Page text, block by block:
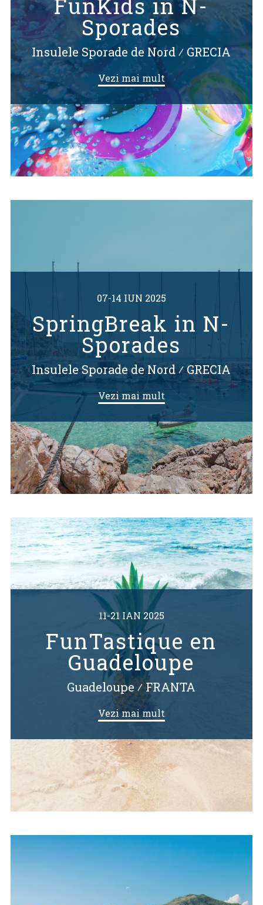
FunKids in N-
Sporades
Insulele Sporade de Nord⁄GRECIA
Vezi mai mult
07-14 IUN 2025
SpringBreak in N-
Sporades
Insulele Sporade de Nord⁄GRECIA
Vezi mai mult
11-21 IAN 2025
FunTastique en
Guadeloupe
Guadeloupe⁄FRANTA
Vezi mai mult